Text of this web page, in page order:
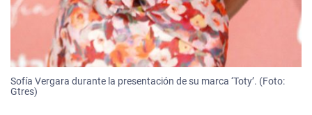
Sofía Vergara durante la presentación de su marca ‘Toty’. (Foto:
Gtres)